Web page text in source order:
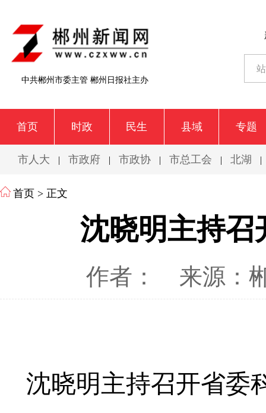
中共郴州市委主管 郴州日报社主办
首页 时政 民生 县域 专题
市人大 | 市政府 | 市政协 | 市总工会 | 北湖 |
首页 > 正文
沈晓明主持召
作者： 来源：
沈晓明主持召开省委